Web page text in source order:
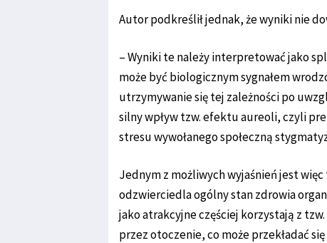
Autor podkreślił jednak, że wyniki nie
– Wyniki te należy interpretować jako
może być biologicznym sygnałem
utrzymywanie się tej zależności po
silny wpływ tzw. efektu aureoli, czyli
stresu wywołanego społeczną
Jednym z możliwych wyjaśnień jest
odzwierciedla ogólny stan zdrowia
jako atrakcyjne częściej korzystają z
przez otoczenie, co może przekładać